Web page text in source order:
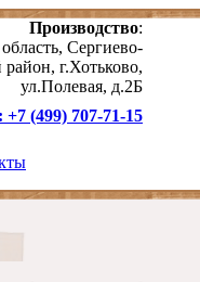
Производство:
Сергиево-
г.Хотьково,
ул.Полевая, д.2Б
+7 (499) 707-71-15